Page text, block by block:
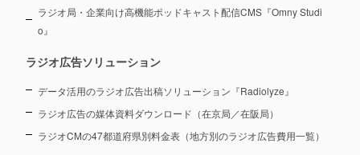
ラジオ局・企業向け高機能ポッドキャスト配信CMS『Omny Studi
o』
ラジオ広告ソリューション
データ活用のラジオ広告出稿ソリューション『Radiolyze』
ラジオ広告の媒体資料ダウンロード（在京局／在阪局）
ラジオCMの47都道府県別料金表（地方別のラジオ広告費用一覧）